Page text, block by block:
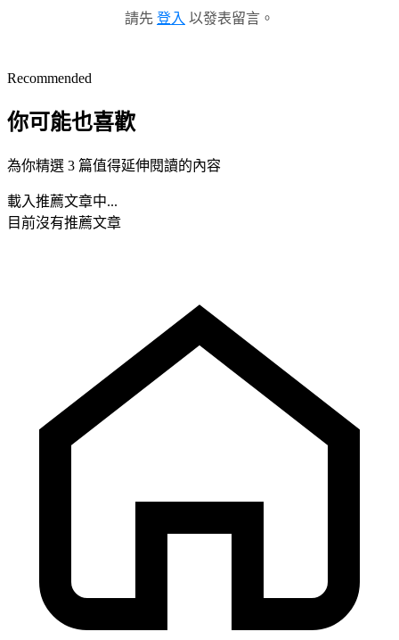
請先 登入 以發表留言。
Recommended
你可能也喜歡
為你精選 3 篇值得延伸閱讀的內容
載入推薦文章中...
目前沒有推薦文章